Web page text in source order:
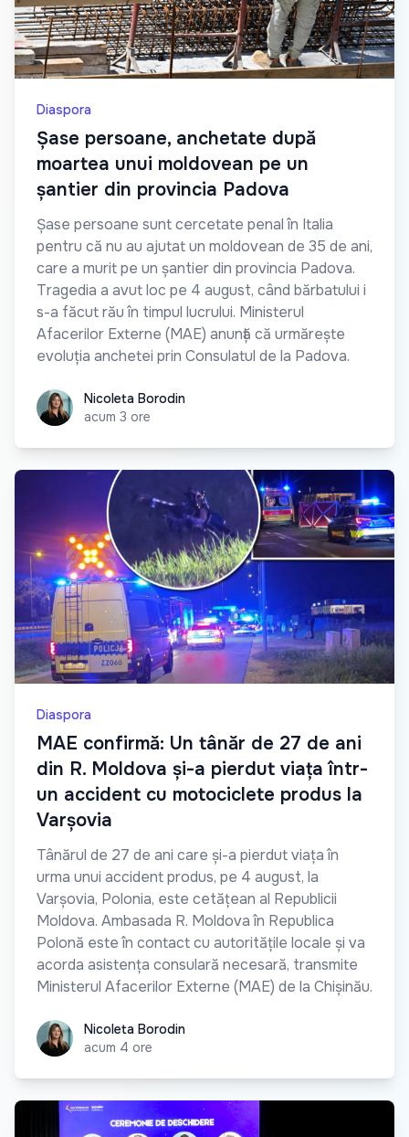
Diaspora
Șase persoane, anchetate după
moartea unui moldovean pe un
șantier din provincia Padova
Șase persoane sunt cercetate penal în Italia
pentru că nu au ajutat un moldovean de 35 de ani,
care a murit pe un șantier din provincia Padova.
Tragedia a avut loc pe 4 august, când bărbatului i
s-a făcut rău în timpul lucrului. Ministerul
Afacerilor Externe (MAE) anunță că urmărește
evoluția anchetei prin Consulatul de la Padova.
Nicoleta Borodin
Nicoleta Borodin
acum 3 ore
Diaspora
MAE confirmă: Un tânăr de 27 de ani
din R. Moldova și-a pierdut viața într-
un accident cu motociclete produs la
Varșovia
Tânărul de 27 de ani care și-a pierdut viața în
urma unui accident produs, pe 4 august, la
Varșovia, Polonia, este cetățean al Republicii
Moldova. Ambasada R. Moldova în Republica
Polonă este în contact cu autoritățile locale și va
acorda asistența consulară necesară, transmite
Ministerul Afacerilor Externe (MAE) de la Chișinău.
Nicoleta Borodin
Nicoleta Borodin
acum 4 ore